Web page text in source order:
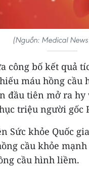
(Nguồn: Medical
công bố kết quả
máu hồng cầu
đầu tiên mở ra
triệu người gốc
Sức khỏe Quốc
cầu khỏe
cầu hình liềm.